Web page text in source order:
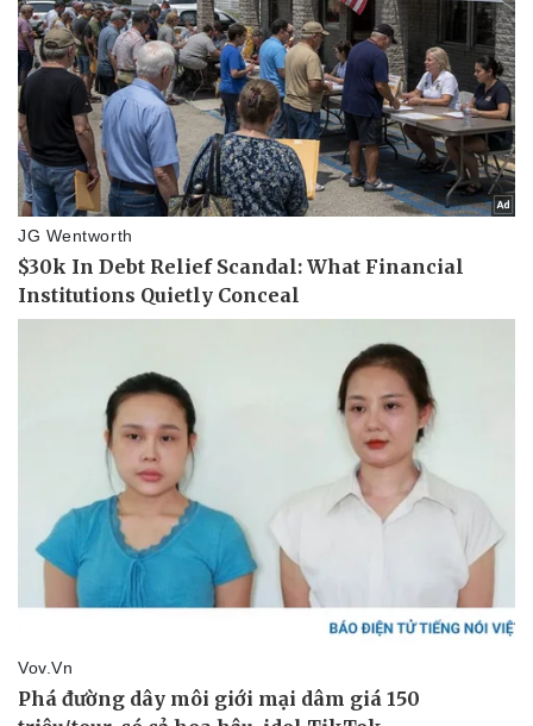
Kinh tế
Bất động sản
Khởi nghiệp
Thị trường
Giá vàng
Tiêu dùng
Tỷ giá
Chứng khoán
Giá cà phê